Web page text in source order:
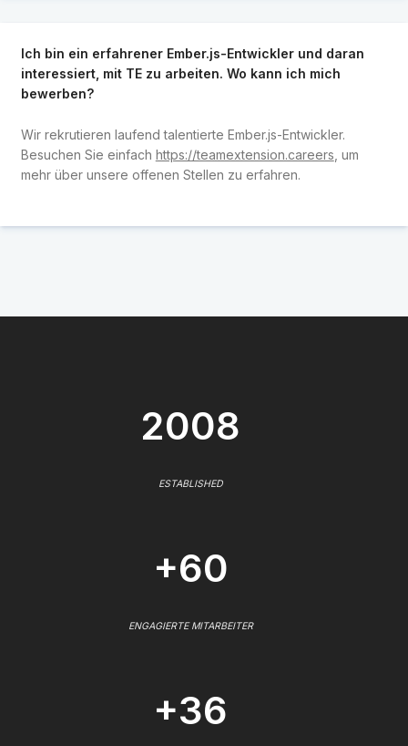
Ich bin ein erfahrener Ember.js-Entwickler und daran
interessiert, mit TE zu arbeiten. Wo kann ich mich
bewerben?
Wir rekrutieren laufend talentierte Ember.js-Entwickler.
Besuchen Sie einfach https://teamextension.careers , um
mehr über unsere offenen Stellen zu erfahren.
2008
ESTABLISHED
+60
ENGAGIERTE MITARBEITER
+36